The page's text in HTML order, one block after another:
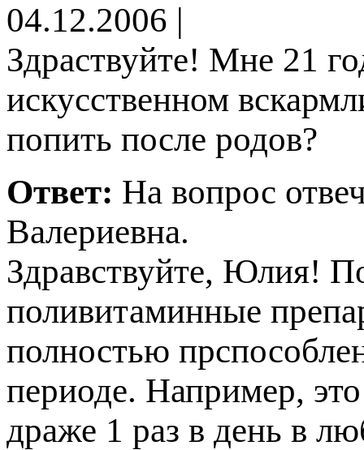
04.12.2006 |
Здраствуйте! Мне 21
искусственном
опить после родов?
Ответ: На вопрос
алериевна.
Здравствуйте, Юлия!
оливитаминные
олностью
ериоде. Например,
драже 1 раз в день в